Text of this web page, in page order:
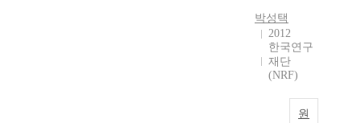
박성택
2012
한국연구
재단
(NRF)
원